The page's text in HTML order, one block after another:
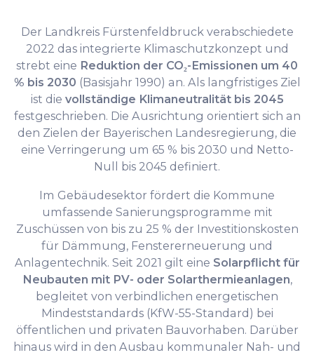
Der Landkreis Fürstenfeldbruck verabschiedete
2022 das integrierte Klimaschutzkonzept und
strebt eine Reduktion der CO₂-Emissionen um 40
% bis 2030 (Basisjahr 1990) an. Als langfristiges Ziel
ist die vollständige Klimaneutralität bis 2045
festgeschrieben. Die Ausrichtung orientiert sich an
den Zielen der Bayerischen Landesregierung, die
eine Verringerung um 65 % bis 2030 und Netto-
Null bis 2045 definiert.
Im Gebäudesektor fördert die Kommune
umfassende Sanierungsprogramme mit
Zuschüssen von bis zu 25 % der Investitionskosten
für Dämmung, Fenstererneuerung und
Anlagentechnik. Seit 2021 gilt eine Solarpflicht für
Neubauten mit PV- oder Solarthermieanlagen,
begleitet von verbindlichen energetischen
Mindeststandards (KfW-55-Standard) bei
öffentlichen und privaten Bauvorhaben. Darüber
hinaus wird in den Ausbau kommunaler Nah- und